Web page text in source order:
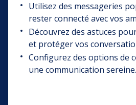
Utilisez des messageries
rester connecté avec vos
Découvrez des astuces
et protéger vos
Configurez des options de
une communication sereine.